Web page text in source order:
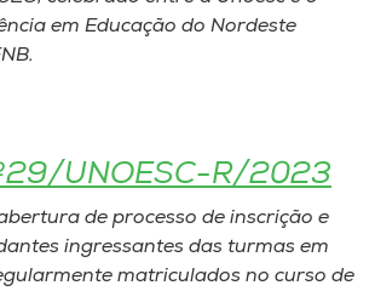
em Educação do Nordeste
UNOESC-R/2023
de processo de inscrição e
ingressantes das turmas em
matriculados no curso de